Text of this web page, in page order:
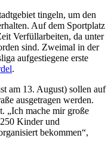
tingeln, um den
Auf dem Sportplatz
Verfüllarbeiten, da unter
sind. Zweimal in der
aufgestiegene erste
.
am 13. August) sollen auf
ausgetragen werden.
„Ich mache mir große
Kinder und
bekommen“,